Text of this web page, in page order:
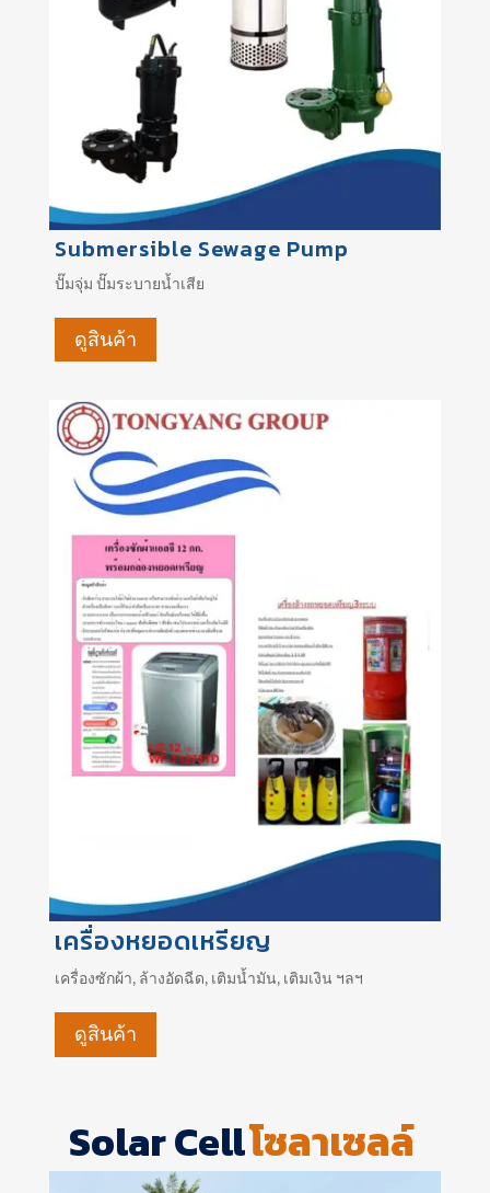
Submersible Sewage Pump
ปั๊มจุ่มปั๊มระบายน้ำเสีย
ดูสินค้า
เครื่องหยอดเหรียญ
เครื่องซักผ้า, ล้างอัดฉีด, เติมน้ำมัน, เติมเงิน ฯลฯ
ดูสินค้า
Solar Cellโซลาเซลล์